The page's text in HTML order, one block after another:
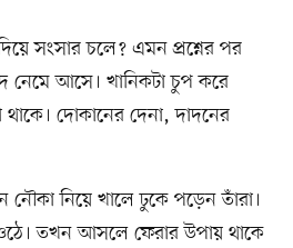
সংসার চলে? এমন প্রশ্নের পর
নেমে আসে। খানিকটা চুপ করে
দোকানের দেনা, দাদনের
নিয়ে খালে ঢুকে পড়েন তাঁরা।
তখন আসলে ফেরার উপায় থাকে